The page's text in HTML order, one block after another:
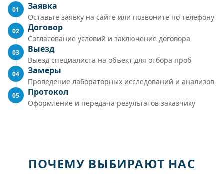
01 Заявка
Оставьте заявку на сайте или позвоните по телефону
02 Договор
Согласование условий и заключение договора
03 Выезд
Выезд специалиста на объект для отбора проб
04 Замеры
Проведение лабораторных исследований и анализов
05 Протокол
Оформление и передача результатов заказчику
ПОЧЕМУ ВЫБИРАЮТ НАС